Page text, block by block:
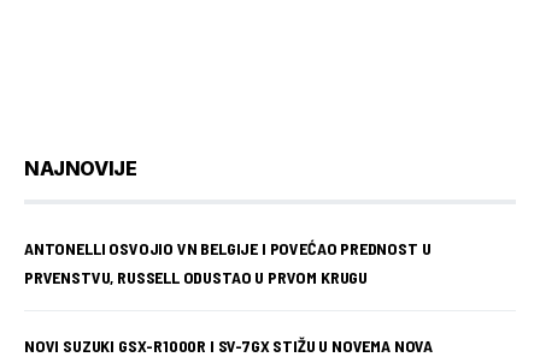
NAJNOVIJE
ANTONELLI OSVOJIO VN BELGIJE I POVEĆAO PREDNOST U
PRVENSTVU, RUSSELL ODUSTAO U PRVOM KRUGU
NOVI SUZUKI GSX-R1000R I SV-7GX STIŽU U NOVEMA NOVA